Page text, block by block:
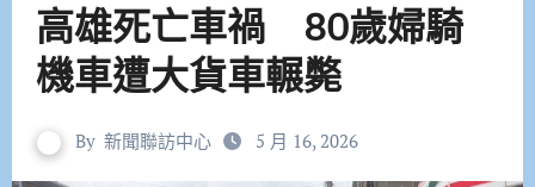
高雄死亡車禍 80歲婦騎
機車遭大貨車輾斃
By 新聞聯訪中心 5 月 16, 2026